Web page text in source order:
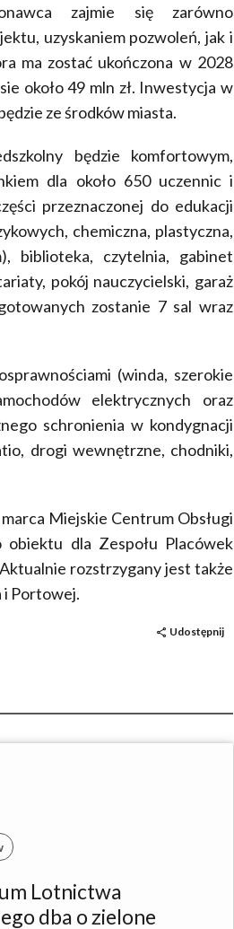
zajmie się zarówno
uzyskaniem pozwoleń, jak i
ma zostać ukończona w 2028
około 49 mln zł. Inwestycja w
ze środków miasta.
będzie komfortowym,
dla około 650 uczennic i
przeznaczonej do edukacji
chemiczna, plastyczna,
biblioteka, czytelnia, gabinet
pokój nauczycielski, garaż
zostanie 7 sal wraz
(winda, szerokie
elektrycznych oraz
schronienia w kondygnacji
drogi wewnętrzne, chodniki,
Miejskie Centrum Obsługi
dla Zespołu Placówek
rozstrzygany jest także
i Portowej.
Udostępnij
Lotnictwa
dba o zielone